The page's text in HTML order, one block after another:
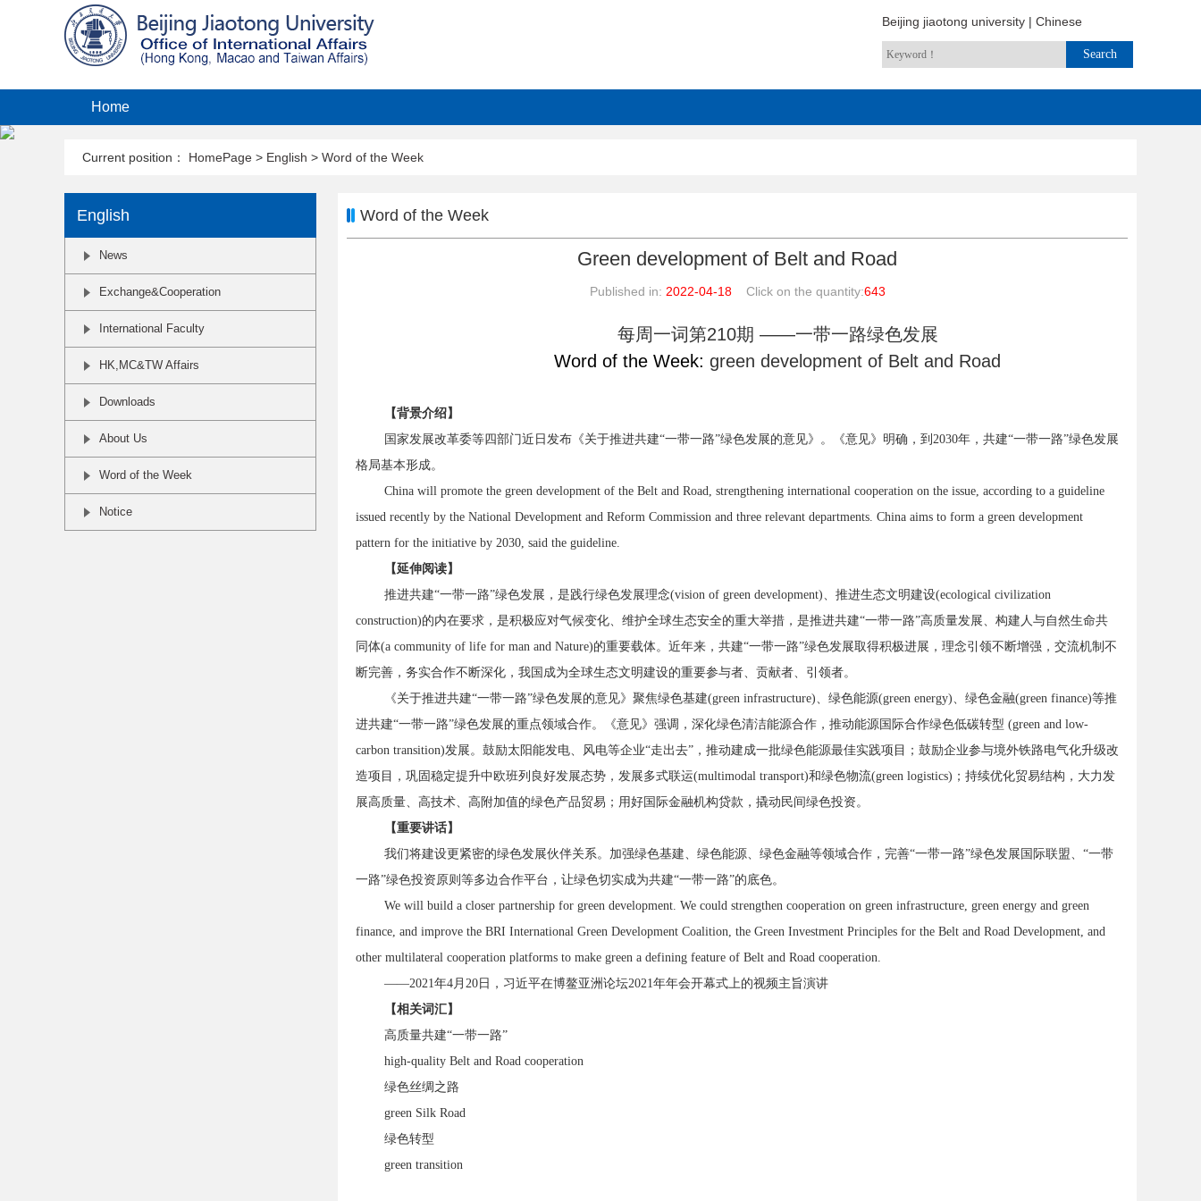
Beijing jiaotong university | Chinese
Home
Current position： HomePage > English > Word of the Week
English
News
Exchange&Cooperation
International Faculty
HK,MC&TW Affairs
Downloads
About Us
Word of the Week
Notice
Word of the Week
Green development of Belt and Road
Published in: 2022-04-18Click on the quantity:643
每周一词第210期 ——一带一路绿色发展
Word of the Week:green development of Belt and Road
【背景介绍】
国家发展改革委等四部门近日发布《关于推进共建“一带一路”绿色发展的意见》。《意见》明确，到2030年，共建“一带一路”绿色发展
格局基本形成。
China will promote the green development of the Belt and Road, strengthening international cooperation on the issue, according to a guideline
issued recently by the National Development and Reform Commission and three relevant departments. China aims to form a green development
pattern for the initiative by 2030, said the guideline.
【延伸阅读】
推进共建“一带一路”绿色发展，是践行绿色发展理念(vision of green development)、推进生态文明建设(ecological civilization
construction)的内在要求，是积极应对气候变化、维护全球生态安全的重大举措，是推进共建“一带一路”高质量发展、构建人与自然生命共
同体(a community of life for man and Nature)的重要载体。近年来，共建“一带一路”绿色发展取得积极进展，理念引领不断增强，交流机制不
断完善，务实合作不断深化，我国成为全球生态文明建设的重要参与者、贡献者、引领者。
《关于推进共建“一带一路”绿色发展的意见》聚焦绿色基建(green infrastructure)、绿色能源(green energy)、绿色金融(green finance)等推
进共建“一带一路”绿色发展的重点领域合作。《意见》强调，深化绿色清洁能源合作，推动能源国际合作绿色低碳转型 (green and low-
carbon transition)发展。鼓励太阳能发电、风电等企业“走出去”，推动建成一批绿色能源最佳实践项目；鼓励企业参与境外铁路电气化升级改
造项目，巩固稳定提升中欧班列良好发展态势，发展多式联运(multimodal transport)和绿色物流(green logistics)；持续优化贸易结构，大力发
展高质量、高技术、高附加值的绿色产品贸易；用好国际金融机构贷款，撬动民间绿色投资。
【重要讲话】
我们将建设更紧密的绿色发展伙伴关系。加强绿色基建、绿色能源、绿色金融等领域合作，完善“一带一路”绿色发展国际联盟、“一带
一路”绿色投资原则等多边合作平台，让绿色切实成为共建“一带一路”的底色。
We will build a closer partnership for green development. We could strengthen cooperation on green infrastructure, green energy and green
finance, and improve the BRI International Green Development Coalition, the Green Investment Principles for the Belt and Road Development, and
other multilateral cooperation platforms to make green a defining feature of Belt and Road cooperation.
——2021年4月20日，习近平在博鳌亚洲论坛2021年年会开幕式上的视频主旨演讲
【相关词汇】
高质量共建“一带一路”
high-quality Belt and Road cooperation
绿色丝绸之路
green Silk Road
绿色转型
green transition